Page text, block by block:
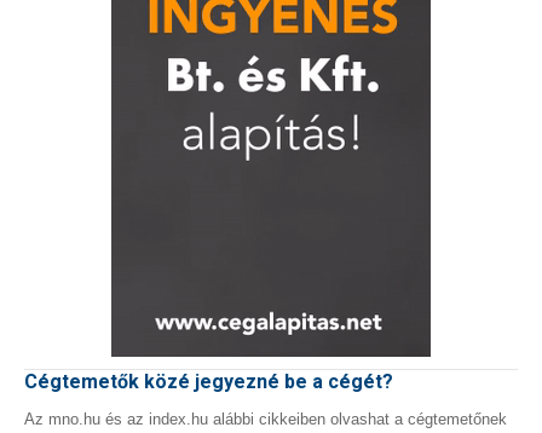
Cégtemetők közé jegyezné be a cégét?
Az mno.hu és az index.hu alábbi cikkeiben olvashat a cégtemetőnek